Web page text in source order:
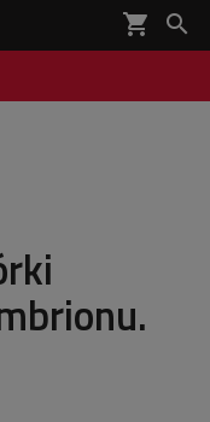
shopping_cart 
